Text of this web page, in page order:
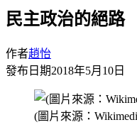
民主政治的絕路
作者趙怡
發布日期2018年5月10日
(圖片來源：